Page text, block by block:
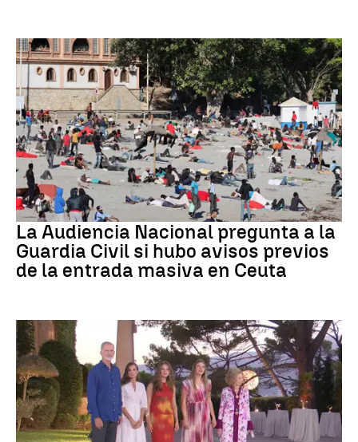
Crisis migratoria
La Audiencia Nacional pregunta a la
Guardia Civil si hubo avisos previos
de la entrada masiva en Ceuta